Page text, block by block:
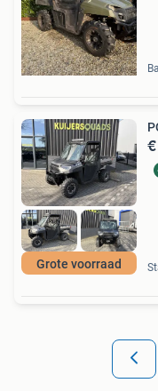
Grote voorraad